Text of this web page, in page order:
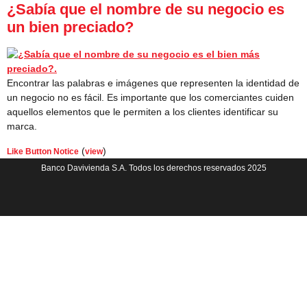
¿Sabía que el nombre de su negocio es
un bien preciado?
Encontrar las palabras e imágenes que representen la identidad de
un negocio no es fácil. Es importante que los comerciantes cuiden
aquellos elementos que le permiten a los clientes identificar su
marca.
Like Button Notice (view)
Banco Davivienda S.A. Todos los derechos reservados 2025